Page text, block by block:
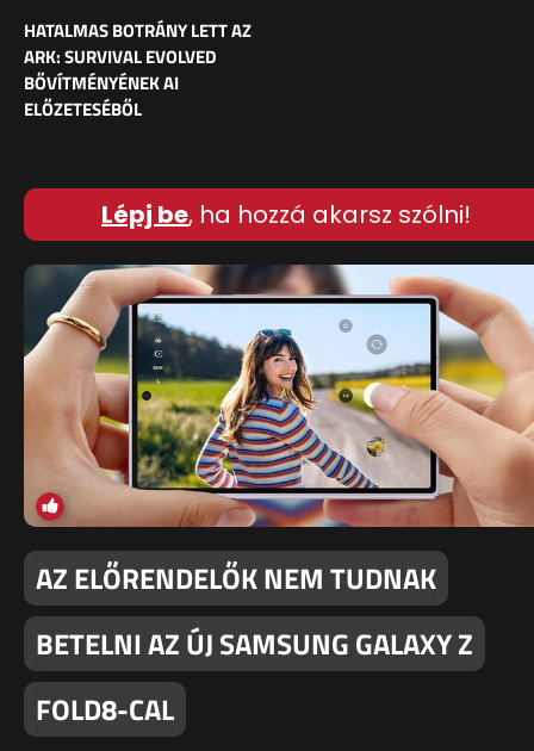
HATALMAS BOTRÁNY LETT AZ
ARK: SURVIVAL EVOLVED
BŐVÍTMÉNYÉNEK AI
ELŐZETESÉBŐL
Lépj be, ha hozzá akarsz szólni!
AZ ELŐRENDELŐK NEM TUDNAK
BETELNI AZ ÚJ SAMSUNG GALAXY Z
FOLD8-CAL